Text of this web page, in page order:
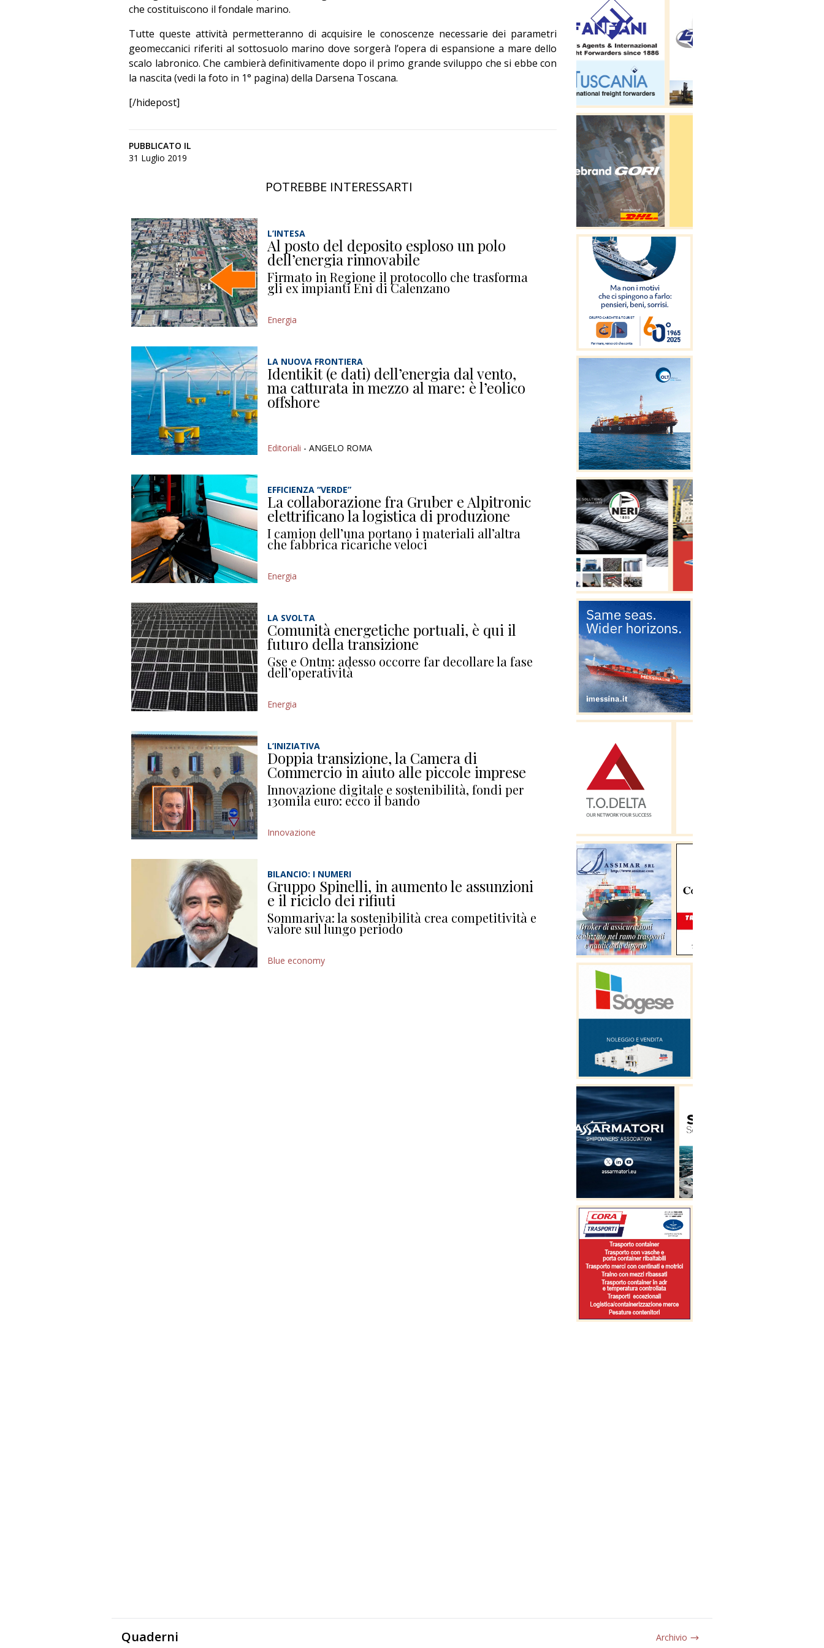
che costituiscono il fondale marino.
Tutte queste attività permetteranno di acquisire le conoscenze necessarie dei parametri
geomeccanici riferiti al sottosuolo marino dove sorgerà l’opera di espansione a mare dello
scalo labronico. Che cambierà definitivamente dopo il primo grande sviluppo che si ebbe con
la nascita (vedi la foto in 1° pagina) della Darsena Toscana.
[/hidepost]
PUBBLICATO IL
31 Luglio 2019
POTREBBE INTERESSARTI
L’INTESA
Al posto del deposito esploso un polo
dell’energia rinnovabile
Firmato in Regione il protocollo che trasforma
gli ex impianti Eni di Calenzano
Energia
LA NUOVA FRONTIERA
Identikit (e dati) dell’energia dal vento,
ma catturata in mezzo al mare: è l’eolico
offshore
Editoriali - ANGELO ROMA
EFFICIENZA “VERDE”
La collaborazione fra Gruber e Alpitronic
elettrificano la logistica di produzione
I camion dell’una portano i materiali all’altra
che fabbrica ricariche veloci
Energia
LA SVOLTA
Comunità energetiche portuali, è qui il
futuro della transizione
Gse e Ontm: adesso occorre far decollare la fase
dell’operatività
Energia
L’INIZIATIVA
Doppia transizione, la Camera di
Commercio in aiuto alle piccole imprese
Innovazione digitale e sostenibilità, fondi per
130mila euro: ecco il bando
Innovazione
BILANCIO: I NUMERI
Gruppo Spinelli, in aumento le assunzioni
e il riciclo dei rifiuti
Sommariva: la sostenibilità crea competitività e
valore sul lungo periodo
Blue economy
Quaderni Archivio